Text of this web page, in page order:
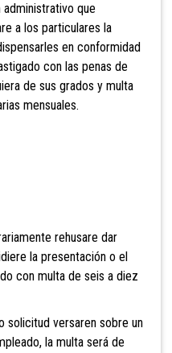
que
a los particulares la
en conformidad
con las penas de
de sus grados y multa
mensuales.
rehusare dar
la presentación o el
con multa de seis a diez
versaren sobre un
la multa será de